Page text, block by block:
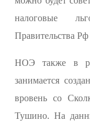
налоговые
Правительства
НОЭ также в
занимается
вровень со
Тушино. На